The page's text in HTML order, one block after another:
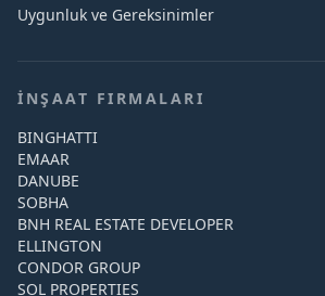
Uygunluk ve Gereksinimler
İNŞAAT FIRMALARI
BINGHATTI
EMAAR
DANUBE
SOBHA
BNH REAL ESTATE DEVELOPER
ELLINGTON
CONDOR GROUP
SOL PROPERTIES